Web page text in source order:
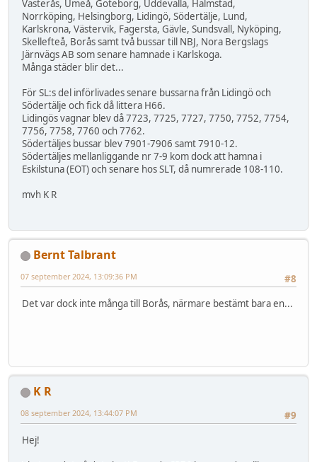
Västerås, Umeå, Göteborg, Uddevalla, Halmstad,
Norrköping, Helsingborg, Lidingö, Södertälje, Lund,
Karlskrona, Västervik, Fagersta, Gävle, Sundsvall, Nyköping,
Skellefteå, Borås samt två bussar till NBJ, Nora Bergslags
Järnvägs AB som senare hamnade i Karlskoga.
Många städer blir det...
För SL:s del införlivades senare bussarna från Lidingö och
Södertälje och fick då littera H66.
Lidingös vagnar blev då 7723, 7725, 7727, 7750, 7752, 7754,
7756, 7758, 7760 och 7762.
Södertäljes bussar blev 7901-7906 samt 7910-12.
Södertäljes mellanliggande nr 7-9 kom dock att hamna i
Eskilstuna (EOT) och senare hos SLT, då numrerade 108-110.
mvh K R
Bernt Talbrant
#8
07 september 2024, 13:09:36 PM
Det var dock inte många till Borås, närmare bestämt bara en...
K R
#9
08 september 2024, 13:44:07 PM
Hej!